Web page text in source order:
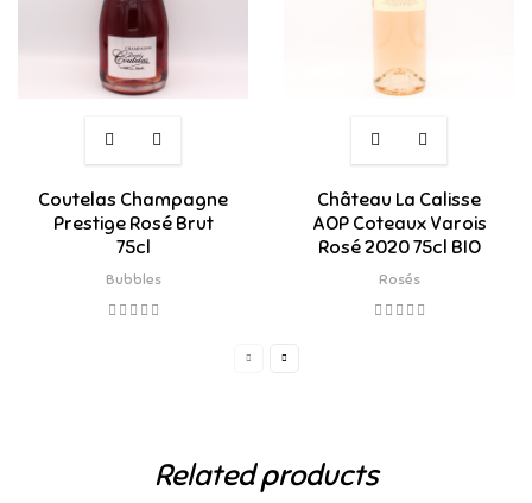
Coutelas Champagne
Prestige Rosé Brut
75cl
Bubbles
Château La Calisse
AOP Coteaux Varois
Rosé 2020 75cl BIO
Rosés
Related products